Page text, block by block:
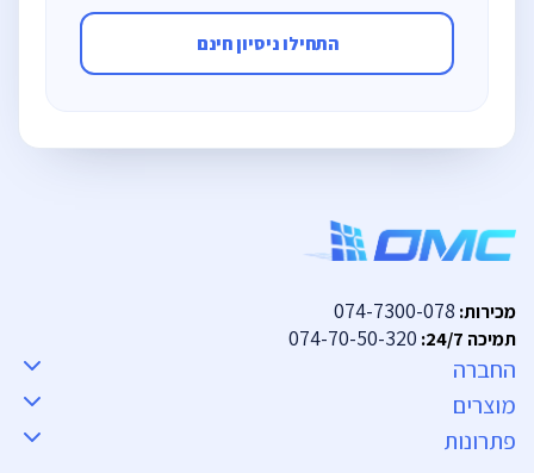
התחילו ניסיון חינם
מכירות: 074-7300-078
תמיכה 24/7: 074-70-50-320
החברה
מוצרים
פתרונות